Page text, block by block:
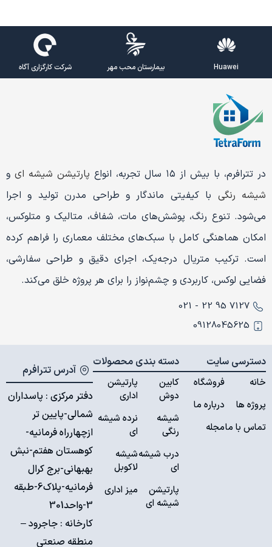
شرکت کارگزاری آگاه بیمارستان محب مهر Huawei
در تترافرم، با بیش از ۱۵ سال تجربه، انواع پارتیشن شیشه ای و
شیشه رنگی با کیفیتی ماندگار و طراحی مدرن تولید و اجرا
می‌شود. تنوع رنگ، پوشش‌های مات، شفاف، متالیک و متلوکس،
امکان هماهنگی کامل با سبک‌های مختلف معماری را فراهم کرده
است. ترکیب متریال درجه‌یک، اجرای دقیق و طراحی سفارشی،
فضایی لوکس، کاربردی و چشم‌نواز را برای هر پروژه خلق می‌کند.
7127 95 22 - 021
09128045625
دسترسی سایت
خانه
پروژه ها
تماس با ما
فروشگاه
درباره ما
مجله
دسته بندی محصولات
کابین
دوش
شیشه
رنگی
درب شیشه
ای
پارتیشن
شیشه ای
پارتیشن
اداری
نرده شیشه
ای
شیشه
لاکوبل
میز اداری
آدرس تترافرم
دفتر مرکزی : پاسداران
شمالی-پایین تر
ازچهارراه فرمانیه-
کوهستان هفتم-نبش
بهبهانی-برج کرال
فرمانیه-پلاک6-طبقه
3-واحد301
کارخانه :جاجرود –
منطقه صنعتی